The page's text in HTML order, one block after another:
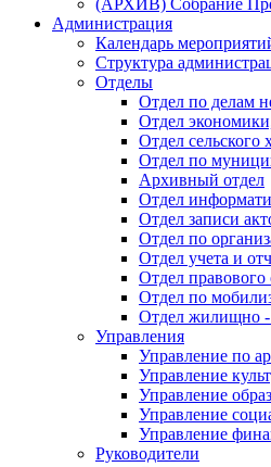
(АРХИВ) Собрание
Администрация
Календарь
Структура
Отделы
Отдел по делам
Отдел
Отдел сельского
Отдел по
Архивный отдел
Отдел
Отдел записи
Отдел по
Отдел учета и
Отдел правового
Отдел по
Отдел жилищно -
Управления
Управление по
Управление
Управление
Управление
Управление
Руководители